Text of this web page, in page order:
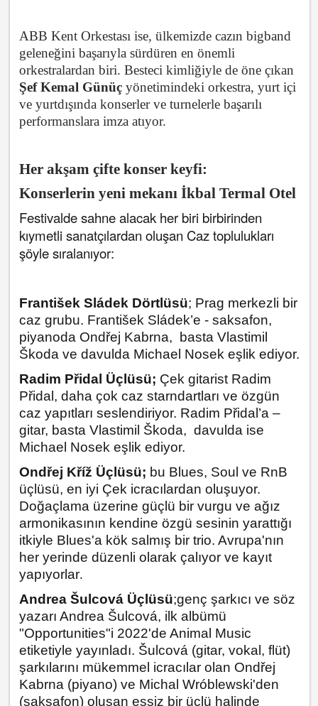
ABB Kent Orkestası ise, ülkemizde cazın bigband
geleneğini başarıyla sürdüren en önemli
orkestralardan biri. Besteci kimliğiyle de öne çıkan
Şef Kemal Günüç yönetimindeki orkestra, yurt içi
ve yurtdışında konserler ve turnelerle başarılı
performanslara imza atıyor.
Her akşam çifte konser keyfi:
Konserlerin yeni mekanı İkbal Termal Otel
Festivalde sahne alacak her biri birbirinden
kıymetli sanatçılardan oluşan Caz toplulukları
şöyle sıralanıyor:
František Sládek Dörtlüsü; Prag merkezli bir
caz grubu. František Sládek’e - saksafon,
piyanoda Ondřej Kabrna, basta Vlastimil
Škoda ve davulda Michael Nosek eşlik ediyor.
Radim Přidal Üçlüsü; Çek gitarist Radim
Přidal, daha çok caz starndartları ve özgün
caz yapıtları seslendiriyor. Radim Přidal’a –
gitar, basta Vlastimil Škoda, davulda ise
Michael Nosek eşlik ediyor.
Ondřej Kříž Üçlüsü; bu Blues, Soul ve RnB
üçlüsü, en iyi Çek icracılardan oluşuyor.
Doğaçlama üzerine güçlü bir vurgu ve ağız
armonikasının kendine özgü sesinin yarattığı
itkiyle Blues'a kök salmış bir trio. Avrupa'nın
her yerinde düzenli olarak çalıyor ve kayıt
yapıyorlar.
Andrea Šulcová Üçlüsü;genç şarkıcı ve söz
yazarı Andrea Šulcová, ilk albümü
"Opportunities"i 2022'de Animal Music
etiketiyle yayınladı. Šulcová (gitar, vokal, flüt)
şarkılarını mükemmel icracılar olan Ondřej
Kabrna (piyano) ve Michal Wróblewski'den
(saksafon) oluşan eşsiz bir üçlü halinde